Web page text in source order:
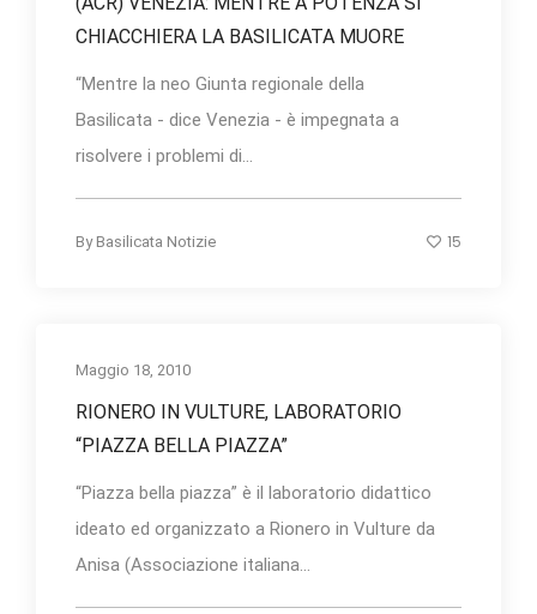
CHIACCHIERA LA BASILICATA MUORE
“Mentre la neo Giunta regionale della
Basilicata - dice Venezia - è impegnata a
risolvere i problemi di...
By Basilicata Notizie 15
Maggio 18, 2010
RIONERO IN VULTURE, LABORATORIO
“PIAZZA BELLA PIAZZA”
“Piazza bella piazza” è il laboratorio didattico
ideato ed organizzato a Rionero in Vulture da
Anisa (Associazione italiana...